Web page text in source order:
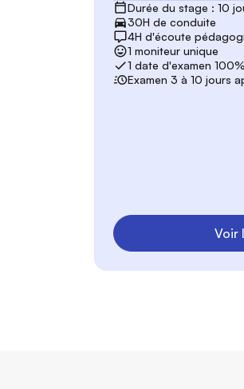
Durée du stage : 10
30H de conduite
4H d'écoute
1 moniteur unique
1 date d'examen
Examen 3 à 10 jours
Voir